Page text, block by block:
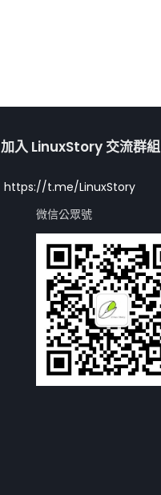
加入 LinuxStory 交流群組
https://t.me/LinuxStory
微信公眾號